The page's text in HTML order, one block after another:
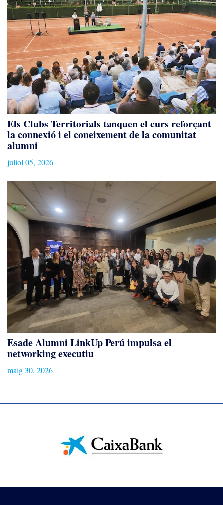
Els Clubs Territorials tanquen el curs reforçant
la connexió i el coneixement de la comunitat
alumni
juliol 05, 2026
Esade Alumni LinkUp Perú impulsa el
networking executiu
maig 30, 2026